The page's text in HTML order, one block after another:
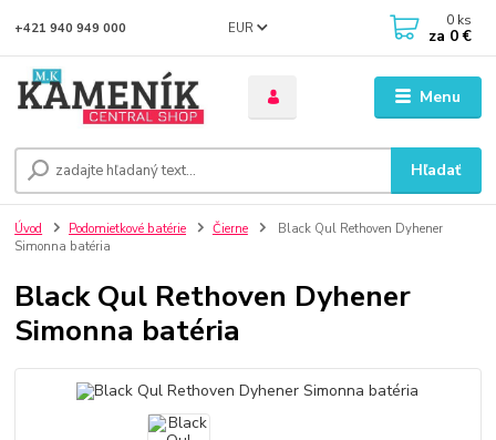
Menu
EUR
Hľadať
+421 940 949 000 0 ks
za 0 €
Úvod Podomietkové batérie Čierne
Black Qul Rethoven Dyhener
Simonna batéria
Black Qul Rethoven Dyhener
Simonna batéria